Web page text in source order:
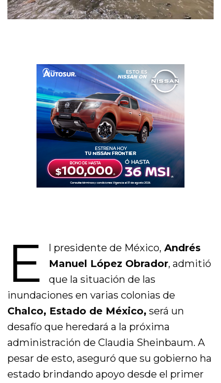
E l presidente de México, Andrés
Manuel López Obrador, admitió
que la situación de las
inundaciones en varias colonias de
Chalco, Estado de México, será un
desafío que heredará a la próxima
administración de Claudia Sheinbaum. A
pesar de esto, aseguró que su gobierno ha
estado brindando apoyo desde el primer